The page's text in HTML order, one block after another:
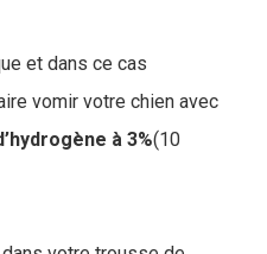
et dans ce cas
vomir votre chien avec
à 3%(10